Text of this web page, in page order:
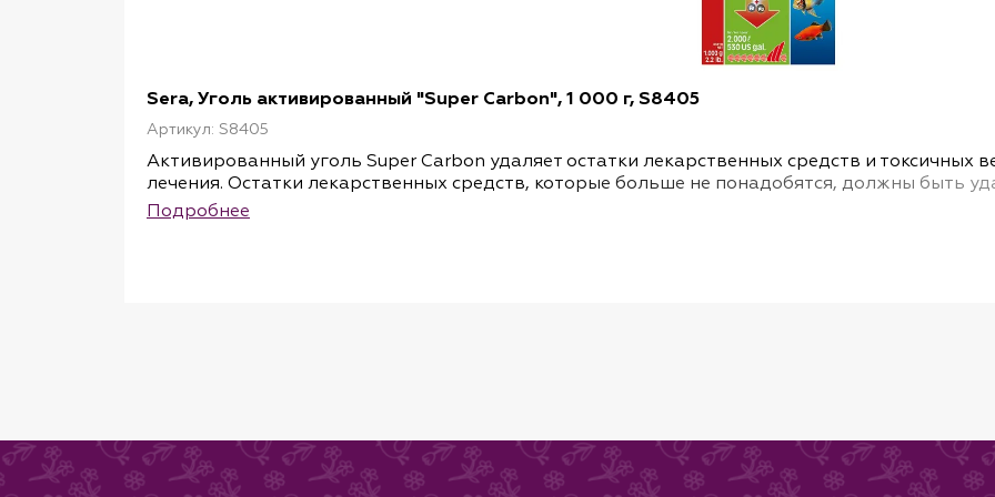
Sera, Уголь активированный "Super Carbon", 1 000 г, S8405
Артикул: S8405
Активированный уголь Super Carbon удаляет остатки лекарственных средств и токсичных
лечения. Остатки лекарственных средств, которые больше не понадобятся, должны быть
можно более тщательно. Это поможет избежать излишнего загрязнения воды вредными
создана новая причина для стресса.
Подробнее